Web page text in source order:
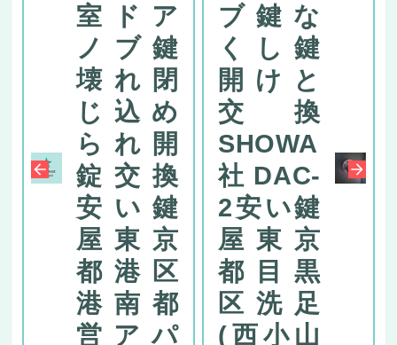
室ドア
ノブ鍵
壊れ閉
じ込め
られ開
錠交換
安い鍵
屋東京
都港区
港南都
営アパ
ブ鍵な
くし鍵
開けと
交換
SHOWA
社DAC-
2安い鍵
屋東京
都目黒
区洗足
(西小山